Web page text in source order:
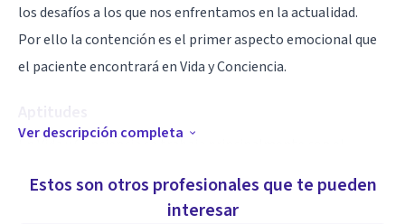
los desafíos a los que nos enfrentamos en la actualidad.
Por ello la contención es el primer aspecto emocional que
el paciente encontrará en Vida y Conciencia.
Aptitudes
En Vida y Conciencia se trabaja principalmente con el
de brindar mejores resultados se combina con el enfoque
Ver descripción completa
Estos son otros profesionales que te pueden
interesar